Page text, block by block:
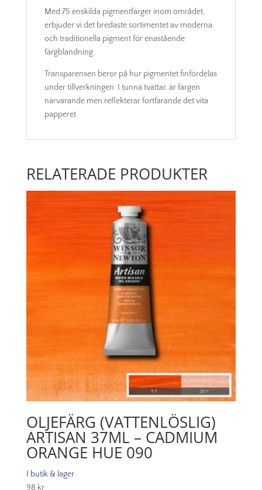
Med 75 enskilda pigmentfärger inom området,
erbjuder vi det bredaste sortimentet av moderna
och traditionella pigment för enastående
färgblandning.
Transparensen beror på hur pigmentet finfördelas
under tillverkningen. I tunna tvättar, är färgen
närvarande men reflekterar fortfarande det vita
papperet
RELATERADE PRODUKTER
OLJEFÄRG (VATTENLÖSLIG)
ARTISAN 37ML – CADMIUM
ORANGE HUE 090
I butik & lager
98 kr